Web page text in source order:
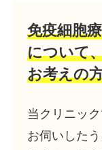
免疫細胞
について
お考えの
当クリニッ
お伺いした